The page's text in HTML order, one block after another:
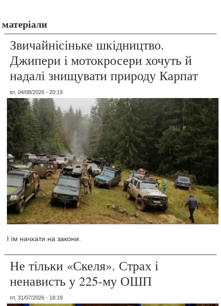
матеріали
Звичайнісіньке шкідництво.
Джипери і мотокросери хочуть й
надалі знищувати природу Карпат
вт, 04/08/2026 - 20:19
І їм начхати на закони.
Не тільки «Скеля». Страх і
ненависть у 225-му ОШП
пт, 31/07/2026 - 18:19